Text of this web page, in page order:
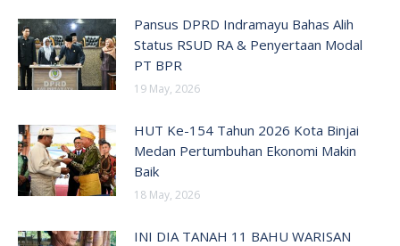
Pansus DPRD Indramayu Bahas Alih
Status RSUD RA & Penyertaan Modal
PT BPR
19 May, 2026
HUT Ke-154 Tahun 2026 Kota Binjai
Medan Pertumbuhan Ekonomi Makin
Baik
18 May, 2026
INI DIA TANAH 11 BAHU WARISAN